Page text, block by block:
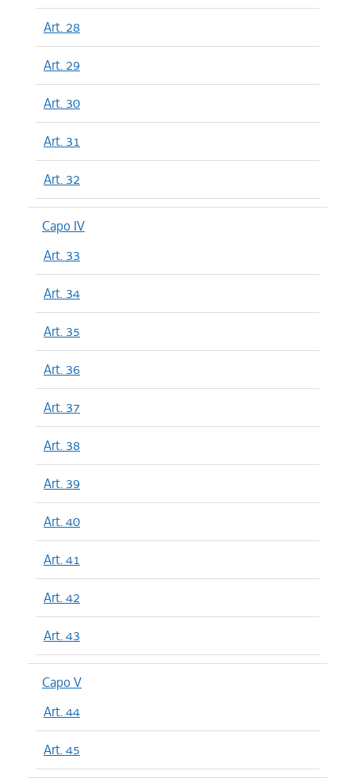
Art. 28
Art. 29
Art. 30
Art. 31
Art. 32
Capo IV
Art. 33
Art. 34
Art. 35
Art. 36
Art. 37
Art. 38
Art. 39
Art. 40
Art. 41
Art. 42
Art. 43
Capo V
Art. 44
Art. 45